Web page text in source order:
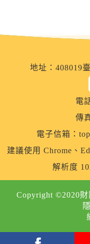
地址：408019
電
傳
電子信箱：
建議使用 Chrome、
解析度
Copyright ©2020